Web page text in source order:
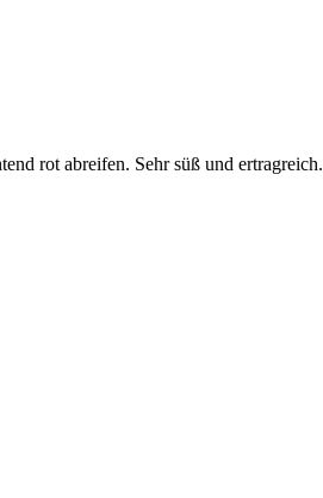
rot abreifen. Sehr süß und ertragreich.